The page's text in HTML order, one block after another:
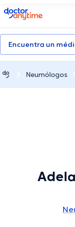
doctoranytime
Encuentra un
Neumólogos